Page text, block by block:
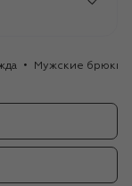
Мужские брюки